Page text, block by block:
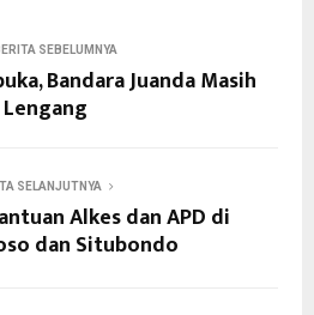
SEBELUMNYA
Bandara Juanda Masih
Lengang
SELANJUTNYA
Alkes dan APD di
dan Situbondo